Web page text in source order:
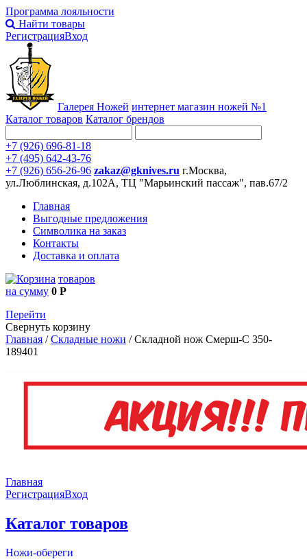
Программа лояльности
Найти товары
РегистрацияВход
Галерея Ножей интернет магазин ножей №1
Каталог товаров Каталог брендов
+7 (926) 696-81-18
+7 (495) 642-43-76
+7 (926) 656-26-96 zakaz@gknives.ru г.Москва,
ул.Люблинская, д.102А, ТЦ "Марьинский пассаж", пав.67/2
Главная
Выгодные предложения
Символика на заказ
Контакты
Доставка и оплата
товаров
на сумму 0 Р
Перейти
Свернуть корзину
Главная /Складные ножи /Складной нож Смерш-С 350-
189401
Главная
РегистрацияВход
Каталог товаров
Ножи-обереги